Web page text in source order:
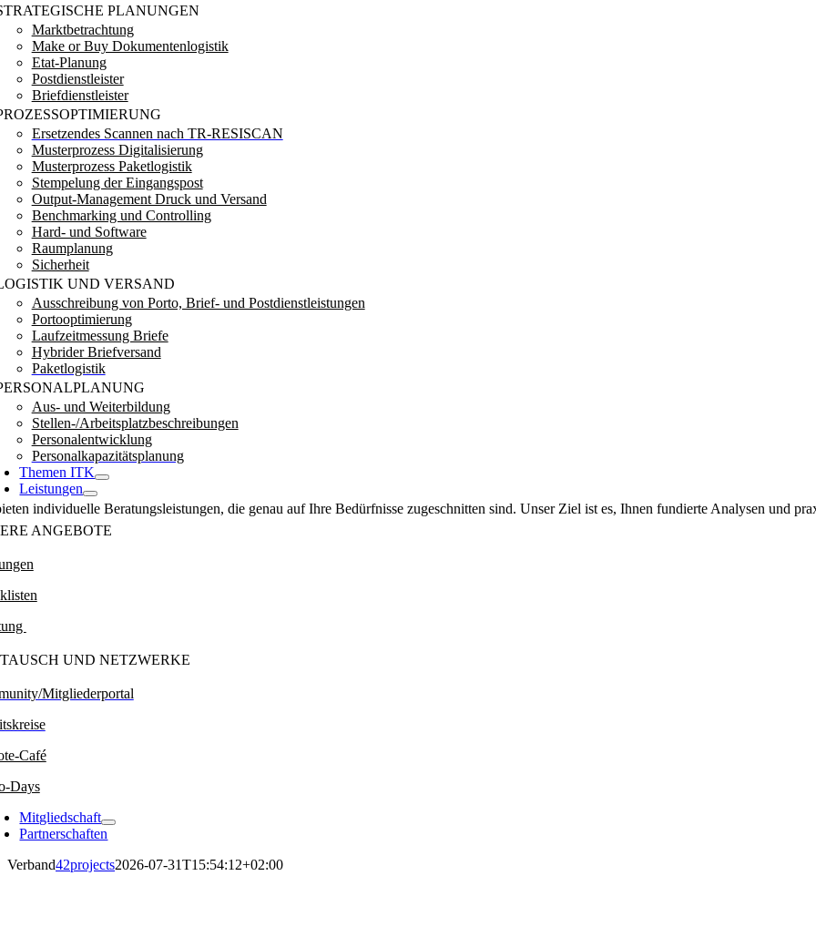
PLANUNGEN
Marktbetrachtung
Make or Buy Dokumentenlogistik
Etat-Planung
Postdienstleister
Briefdienstleister
Ersetzendes Scannen nach TR-RESISCAN
Musterprozess Digitalisierung
Musterprozess Paketlogistik
Stempelung der Eingangspost
Output-Management Druck und Versand
Benchmarking und Controlling
Hard- und Software
Raumplanung
Sicherheit
UND VERSAND
Ausschreibung von Porto, Brief- und Postdienstleistungen
Portooptimierung
Laufzeitmessung Briefe
Hybrider Briefversand
Paketlogistik
Aus- und Weiterbildung
Stellen-/Arbeitsplatzbeschreibungen
Personalentwicklung
Personalkapazitätsplanung
Themen ITK
Leistungen
individuelle Beratungsleistungen, die genau auf Ihre Bedürfnisse zugeschnitten sind. Unser Ziel ist es, Ihnen fundierte Analysen und
ANGEBOTE
UND NETZWERKE
Mitgliederportal
Café
Days
Mitgliedschaft
Partnerschaften
Verband42projects2026-07-31T15:54:12+02:00